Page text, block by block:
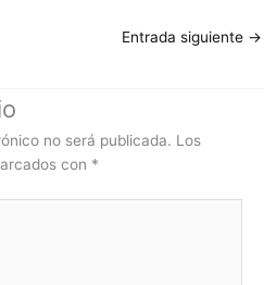
Entrada siguiente →
no será publicada. Los
con *